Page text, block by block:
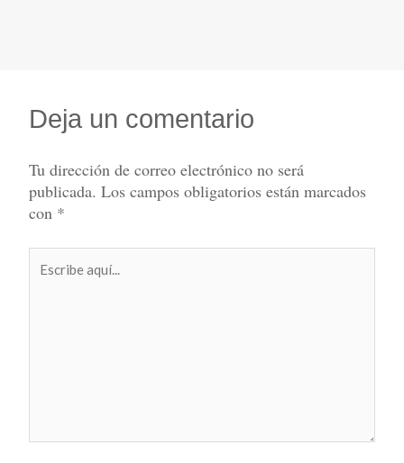
Deja un comentario
Tu dirección de correo electrónico no será
publicada. Los campos obligatorios están marcados
con *
aquí...